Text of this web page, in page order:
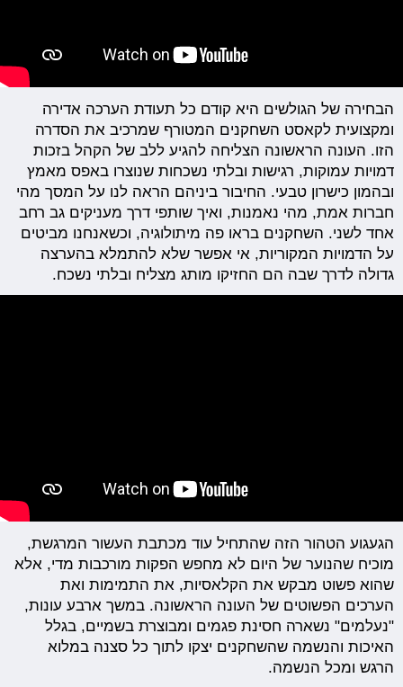
הבחירה של הגולשים היא קודם כל תעודת הערכה אדירה
ומקצועית לקאסט השחקנים המטורף שמרכיב את הסדרה
הזו. העונה הראשונה הצליחה להגיע ללב של הקהל בזכות
דמויות עמוקות, רגישות ובלתי נשכחות שנוצרו באפס מאמץ
ובהמון כישרון טבעי. החיבור ביניהם הראה לנו על המסך מהי
חברות אמת, מהי נאמנות, ואיך שותפי דרך מעניקים גב רחב
אחד לשני. השחקנים בראו פה מיתולוגיה, וכשאנחנו מביטים
על הדמויות המקוריות, אי אפשר שלא להתמלא בהערצה
גדולה לדרך שבה הם החזיקו מותג מצליח ובלתי נשכח.
הגעגוע הטהור הזה שהתחיל עוד מכתבת העשור המרגשת,
מוכיח שהנוער של היום לא מחפש הפקות מורכבות מדי, אלא
שהוא פשוט מבקש את הקלאסיות, את התמימות ואת
הערכים הפשוטים של העונה הראשונה. במשך ארבע עונות,
"נעלמים" נשארה חסינת פגמים ומבוצרת בשמיים, בגלל
האיכות והנשמה שהשחקנים יצקו לתוך כל סצנה במלוא
הרגש ומכל הנשמה.